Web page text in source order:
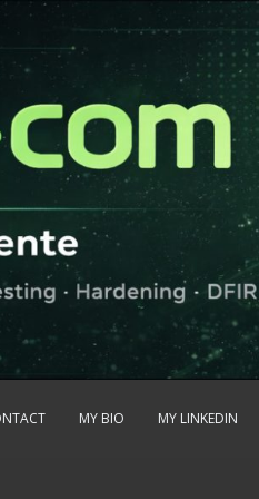
MY BIO MY LINKEDIN